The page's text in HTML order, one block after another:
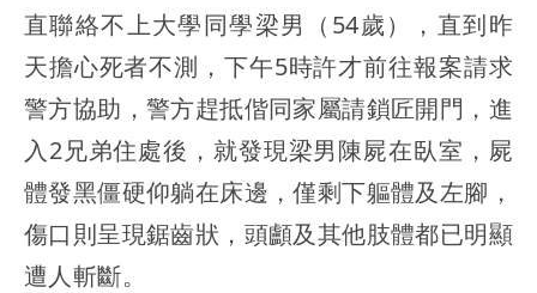
直聯絡不上大學同學梁男（54歲），直到昨
天擔心死者不測，下午5時許才前往報案請求
警方協助，警方趕抵偕同家屬請鎖匠開門，進
入2兄弟住處後，就發現梁男陳屍在臥室，屍
體發黑僵硬仰躺在床邊，僅剩下軀體及左腳，
傷口則呈現鋸齒狀，頭顱及其他肢體都已明顯
遭人斬斷。